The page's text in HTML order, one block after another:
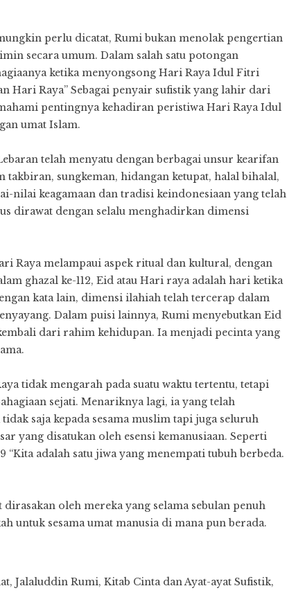
perlu dicatat, Rumi bukan menolak pengertian
secara umum. Dalam salah satu potongan
ketika menyongsong Hari Raya Idul Fitri
Hari Raya” Sebagai penyair sufistik yang lahir dari
pentingnya kehadiran peristiwa Hari Raya Idul
umat Islam.
telah menyatu dengan berbagai unsur kearifan
sungkeman, hidangan ketupat, halal bihalal,
nilai keagamaan dan tradisi keindonesiaan yang telah
dirawat dengan selalu menghadirkan dimensi
Raya melampaui aspek ritual dan kultural, dengan
ghazal ke-112, Eid atau Hari raya adalah hari ketika
kata lain, dimensi ilahiah telah tercerap dalam
Dalam puisi lainnya, Rumi menyebutkan Eid
dari rahim kehidupan. Ia menjadi pecinta yang
tidak mengarah pada suatu waktu tertentu, tetapi
sejati. Menariknya lagi, ia yang telah
saja kepada sesama muslim tapi juga seluruh
yang disatukan oleh esensi kemanusiaan. Seperti
adalah satu jiwa yang menempati tubuh berbeda.
oleh mereka yang selama sebulan penuh
untuk sesama umat manusia di mana pun berada.
, Jalaluddin Rumi, Kitab Cinta dan Ayat-ayat Sufistik,